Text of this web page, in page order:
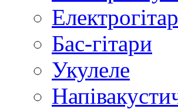
Бас-гітари
Укулеле